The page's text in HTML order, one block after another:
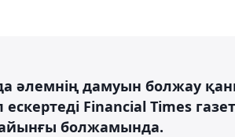
әлемнің дамуын болжау
ескертеді Financial Times
болжамында.